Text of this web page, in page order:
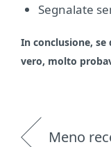
Segnalate
In conclusione, se
vero, molto
Meno